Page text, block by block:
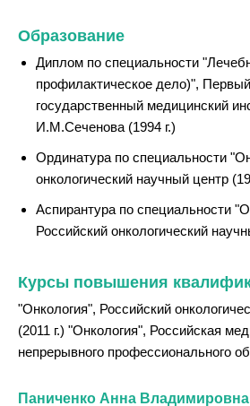
Образование
Диплом по специальности
профилактическое дело)",
государственный медицинский
И.М.Сеченова (1994 г.)
Ординатура по специальности
онкологический научный центр
Аспирантура по специальности
Российский онкологический
Курсы повышения
"Онкология", Российский
(2011 г.) "Онкология", Российская
непрерывного профессионального
Паниченко Анна